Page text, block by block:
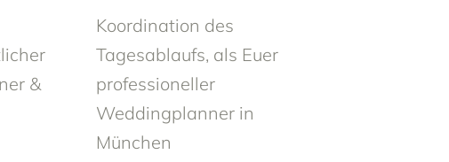
&
Koordination des
Tagesablaufs, als Euer
professioneller
Weddingplanner in
München